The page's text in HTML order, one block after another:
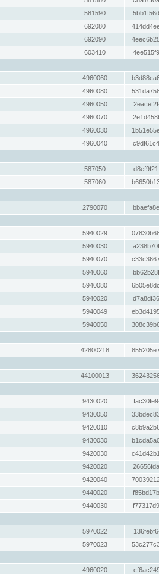
581590
692080
692090
603410
4960060
4960080
4960050
4960070
4960030
4960040
587050
587060
2790070
5940029
5940030
5940070
5940060
5940080
5940020
5940049
5940050
42800218
44100013
9430020
9430050
9420010
9430030
9420030
9420020
9420040
9440020
9440030
5970022
5970023
4960020